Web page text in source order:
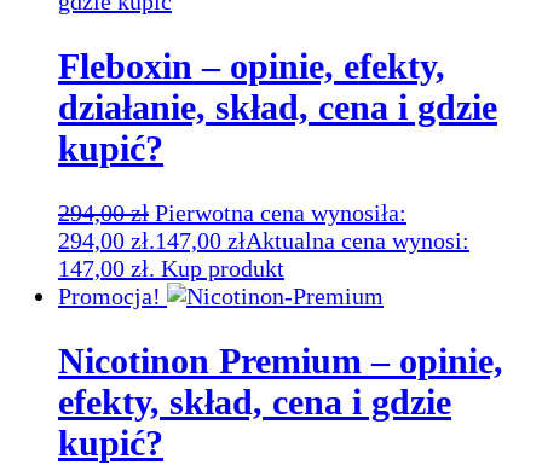
Fleboxin – opinie, efekty,
działanie, skład, cena i gdzie
kupić?
294,00zł Pierwotna cena wynosiła:
294,00 zł.147,00 złAktualna cena wynosi:
147,00 zł. Kup produkt
Promocja!
Nicotinon Premium – opinie,
efekty, skład, cena i gdzie
kupić?